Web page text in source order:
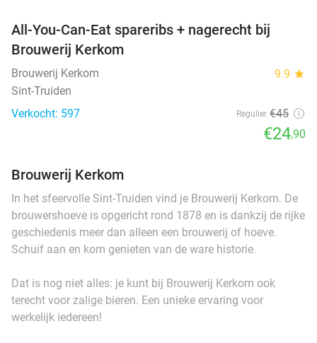
All-You-Can-Eat spareribs + nagerecht bij
Brouwerij Kerkom
Brouwerij Kerkom 9.9 star
Sint-Truiden
Verkocht: 597
Regulier €45
€24,90
Brouwerij Kerkom
In het sfeervolle Sint-Truiden vind je Brouwerij Kerkom. De
brouwershoeve is opgericht rond 1878 en is dankzij de rijke
geschiedenis meer dan alleen een brouwerij of hoeve.
Schuif aan en kom genieten van de ware historie.
Dat is nog niet alles: je kunt bij Brouwerij Kerkom ook
terecht voor zalige bieren. Een unieke ervaring voor
werkelijk iedereen!